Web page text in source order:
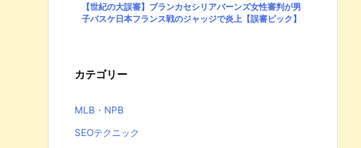
【世紀の大誤審】ブランカセシリアバーンズ女性審判が男
子バスケ日本フランス戦のジャッジで炎上【誤審ピック】
カテゴリー
MLB・NPB
SEOテクニック